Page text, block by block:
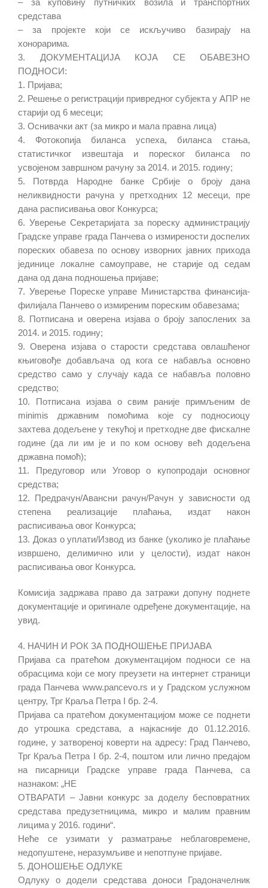
– за куповину путничких возила и транспортних
средстава
– за пројекте који се искључиво базирају на
хонорарима.
3. ДОКУМЕНТАЦИЈА КОЈА СЕ ОБАВЕЗНО
ПОДНОСИ:
1. Пријава;
2. Решење о регистрацији привредног субјекта у АПР не
старији од 6 месеци;
3. Оснивачки акт (за микро и мала правна лица)
4. Фотокопија биланса успеха, биланса стања,
статистичког извештаја и пореског биланса по
усвојеном завршном рачуну за 2014. и 2015. годину;
5. Потврда Народне банке Србије о броју дана
неликвидности рачуна у претходних 12 месеци, пре
дана расписивања овог Конкурса;
6. Уверење Секретаријата за пореску администрацију
Градске управе града Панчева о измирености доспелих
пореских обавеза по основу изворних јавних прихода
јединице локалне самоуправе, не старије од седам
дана од дана подношења пријаве;
7. Уверење Пореске управе Министарства финансија-
филијала Панчево о измиреним пореским обавезама;
8. Потписана и оверена изјава о броју запослених за
2014. и 2015. годину;
9. Оверена изјава о старости средстава овлашћеног
књиговође добављача од кога се набавља основно
средство само у случају када се набавља половно
средство;
10. Потписана изјава о свим раније примљеним de
minimis државним помоћима које су подносиоцу
захтева додељене у текућој и претходне две фискалне
године (да ли им је и по ком основу већ додељена
државна помоћ);
11. Предуговор или Уговор о купопродаји основног
средства;
12. Предрачун/Авансни рачун/Рачун у зависности од
степена реализације плаћања, издат након
расписивања овог Конкурса;
13. Доказ о уплати/Извод из банке (уколико је плаћање
извршено, делимично или у целости), издат након
расписивања овог Конкурса.
Комисија задржава право да затражи допуну поднете
документације и оригинале одређене документације, на
увид.
4. НАЧИН И РОК ЗА ПОДНОШЕЊЕ ПРИЈАВА
Пријава са пратећом документацијом подноси се на
обрасцима који се могу преузети на интернет страници
града Панчева www.pancevo.rs и у Градском услужном
центру, Трг Краља Петра I бр. 2-4.
Пријава са пратећом документацијом може се поднети
до утрошка средстава, а најкасније до 01.12.2016.
године, у затвореној коверти на адресу: Град Панчево,
Трг Краља Петра I бр. 2-4, поштом или лично предајом
на писарници Градске управе града Панчева, са
назнаком: „НЕ
ОТВАРАТИ – Јавни конкурс за доделу бесповратних
средстава предузетницима, микро и малим правним
лицима у 2016. години“.
Неће се узимати у разматрање неблаговремене,
недопуштене, неразумљиве и непотпуне пријаве.
5. ДОНОШЕЊЕ ОДЛУКЕ
Одлуку о додели средстава доноси Градоначелник